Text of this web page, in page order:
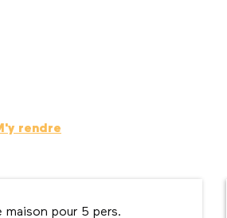
rendre
maison pour 5 pers.